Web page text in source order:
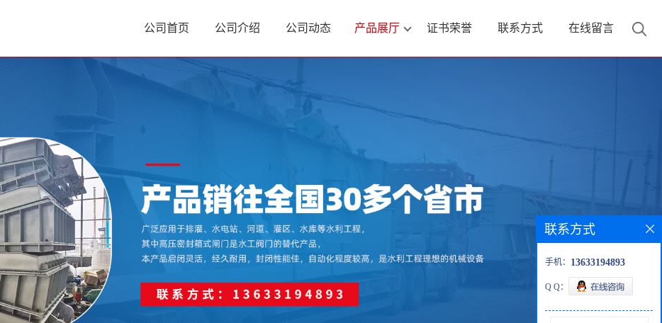
公司首页 公司介绍 公司动态 产品展厅 证书荣誉 联系方式 在线留言
联系方式
手机： 13633194893
Q Q：